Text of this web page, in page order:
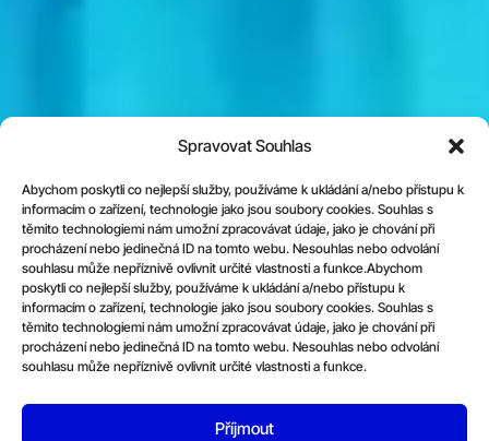
Spravovat Souhlas
Abychom poskytli co nejlepší služby, používáme k ukládání a/nebo přístupu k
informacím o zařízení, technologie jako jsou soubory cookies. Souhlas s
těmito technologiemi nám umožní zpracovávat údaje, jako je chování při
procházení nebo jedinečná ID na tomto webu. Nesouhlas nebo odvolání
souhlasu může nepříznivě ovlivnit určité vlastnosti a funkce.Abychom
poskytli co nejlepší služby, používáme k ukládání a/nebo přístupu k
informacím o zařízení, technologie jako jsou soubory cookies. Souhlas s
těmito technologiemi nám umožní zpracovávat údaje, jako je chování při
procházení nebo jedinečná ID na tomto webu. Nesouhlas nebo odvolání
souhlasu může nepříznivě ovlivnit určité vlastnosti a funkce.
Příjmout